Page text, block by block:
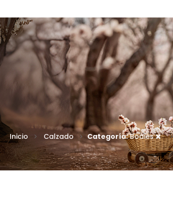
Inicio Calzado Categoría:Bodies